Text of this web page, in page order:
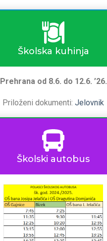
Školska kuhinja
Prehrana od 8.6. do 12.6. ’26.
Priloženi dokumenti:Jelovnik
Školski autobus